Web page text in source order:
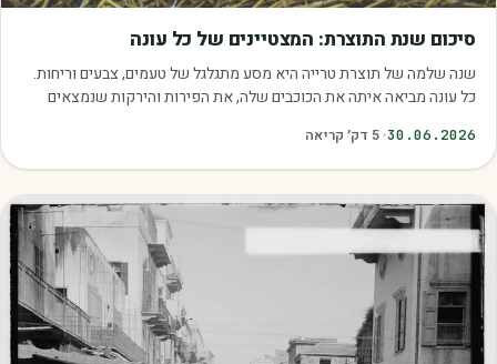
סיכום שנת התוצרת: המצטיינים של כל עונה
שנה שלמה של תוצרת טרייה היא מסע מתגלגל של טעמים, צבעים וריחות.
כל עונה מביאה איתה את הכוכבים שלה, את הפירות והירקות שנמצאים
30.06.2026
·
5 דק׳ קריאה